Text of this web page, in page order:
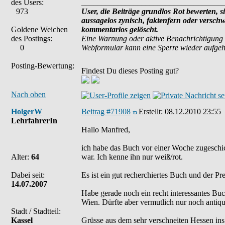
des Users:
973
Goldene Weichen
des Postings:
0
Posting-Bewertung:
User, die Beiträge grundlos Rot bewerten,
aussagelos zynisch, faktenfern oder
kommentarlos gelöscht.
Eine Warnung oder aktive
Webformular kann eine Sperre wieder
Findest Du dieses Posting gut?
Nach oben
HolgerW
LehrfahrerIn
Alter: 64
Dabei seit:
14.07.2007
Stadt / Stadtteil:
Kassel
Beitrag #71908 Erstellt: 08.12.2010 23:55
Hallo Manfred,
ich habe das Buch vor einer Woche
war. Ich kenne ihn nur weiß/rot.
Es ist ein gut recherchiertes Buch und der
Habe gerade noch ein recht interessantes
Wien. Dürfte aber vermutlich nur noch
Grüsse aus dem sehr verschneiten Hessen